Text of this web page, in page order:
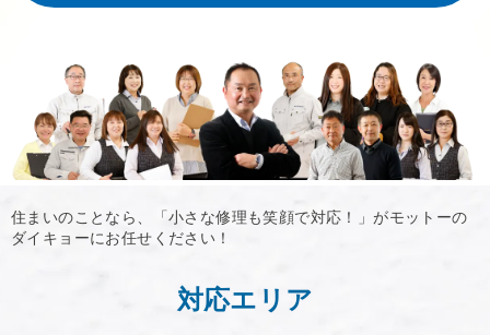
住まいのことなら、「小さな修理も笑顔で対応！」がモットーの
ダイキョーにお任せください！
対応エリア